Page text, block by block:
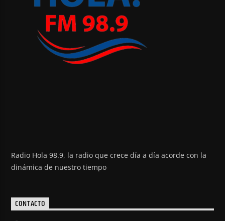
Radio Hola 98.9, la radio que crece día a día acorde con la
dinámica de nuestro tiempo
CONTACTO